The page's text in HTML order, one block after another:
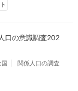
口の意識調査202
国
関係人口の調査